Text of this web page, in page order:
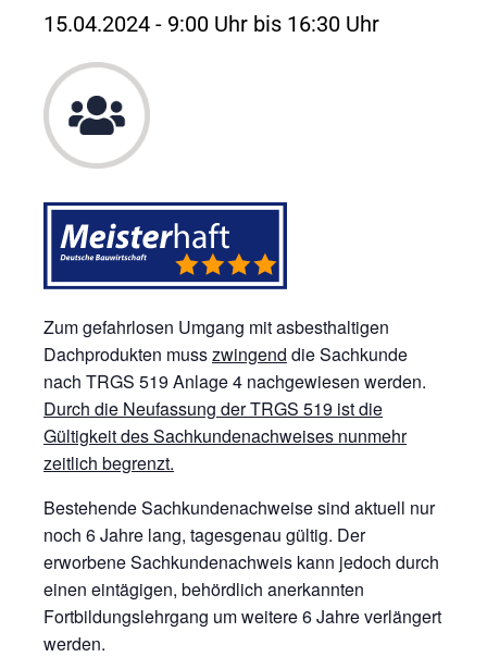
15.04.2024 - 9:00 Uhr bis 16:30 Uhr
Zum gefahrlosen Umgang mit asbesthaltigen
Dachprodukten musszwingend die Sachkunde
nach TRGS 519 Anlage 4 nachgewiesen werden.
Durch die Neufassung der TRGS 519 ist die
Gültigkeit des Sachkundenachweises nunmehr
zeitlich begrenzt.
Bestehende Sachkundenachweise sind aktuell nur
noch 6 Jahre lang, tagesgenau gültig. Der
erworbene Sachkundenachweis kann jedoch durch
einen eintägigen, behördlich anerkannten
Fortbildungslehrgang um weitere 6 Jahre verlängert
werden.